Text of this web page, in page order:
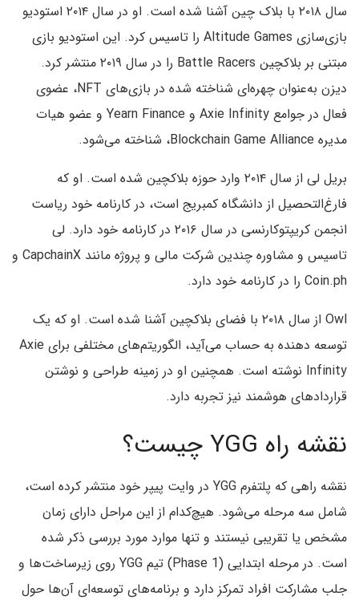
سال ۲۰۱۸ با بلاک چین آشنا شده است. او در سال ۲۰۱۴ استودیو
بازی‌سازی Altitude Games را تاسیس کرد. این استودیو بازی
مبتنی بر بلاکچین Battle Racers را در سال ۲۰۱۹ منتشر کرد.
دیزن به‌عنوان چهره‌ای شناخته شده در بازی‌های NFT، عضوی
فعال در جوامع Axie Infinity و Yearn Finance و عضو هیات
مدیره Blockchain Game Alliance، شناخته می‌شود.
بریل لی از سال ۲۰۱۴ وارد حوزه بلاکچین شده است. او که
فارغ‌التحصیل از دانشگاه کمبریج است، در کارنامه خود ریاست
انجمن کریپتوکارنسی در سال ۲۰۱۶ در کارنامه خود دارد. لی
تاسیس و مشاوره چندین شرکت مالی و پروژه مانند CapchainX و
Coin.ph را در کارنامه خود دارد.
Owl از سال ۲۰۱۸ با فضای بلاکچین آشنا شده است. او که یک
توسعه دهنده به حساب می‌آید، الگوریتم‌های مختلفی برای Axie
Infinity نوشته است. همچنین او در زمینه طراحی و نوشتن
قراردادهای هوشمند نیز تجربه دارد.
نقشه راه YGG چیست؟
نقشه راهی که پلتفرم YGG در وایت پیپر خود منتشر کرده است،
شامل سه مرحله می‌شود. هیچ‌کدام از این مراحل دارای زمان
مشخص یا تقریبی نیستند و تنها موارد مورد بررسی ذکر شده
است. در مرحله ابتدایی (Phase 1) تیم YGG روی زیرساخت‌ها و
جلب مشارکت افراد تمرکز دارد و برنامه‌های توسعه‌ای آن‌ها حول